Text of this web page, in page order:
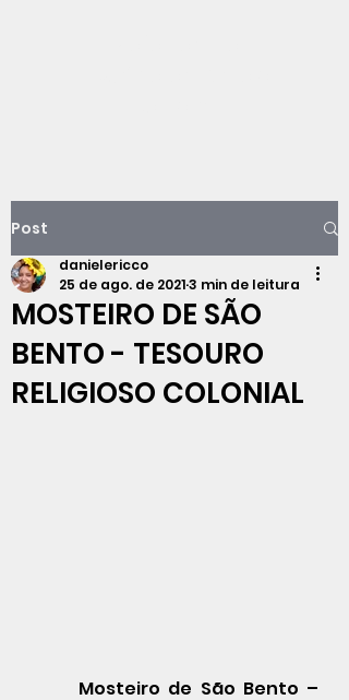
Post
MOSTEIRO DE SÃO
BENTO - TESOURO
RELIGIOSO COLONIAL
danielericco
25 de ago. de 20213 min de leitura